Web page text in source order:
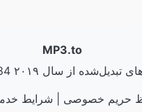
MP3.to
فایل‌های تبدیل‌شده از سال ۲۰۱۹
حریم خصوصی
شرایط